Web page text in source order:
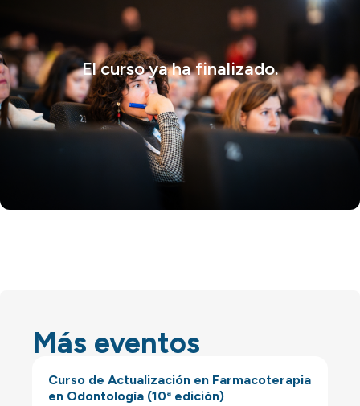
El curso ya ha finalizado.
Más eventos
Curso de Actualización en Farmacoterapia
en Odontología (10ª edición)